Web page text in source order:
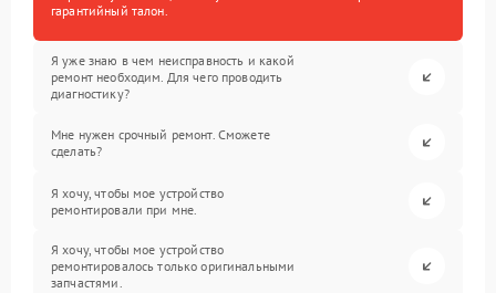
гарантийный талон.
Я уже знаю в чем неисправность и какой
ремонт необходим. Для чего проводить
диагностику?
Мне нужен срочный ремонт. Сможете
сделать?
Я хочу, чтобы мое устройство
ремонтировали при мне.
Я хочу, чтобы мое устройство
ремонтировалось только оригинальными
запчастями.